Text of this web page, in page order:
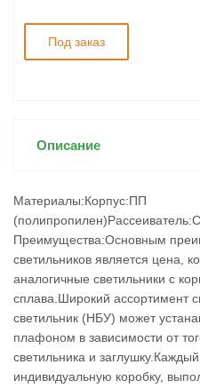
Под заказ
Описание
Материалы:Корпус:ПП
Преимущества:Основным
светильников является цена,
аналогичные светильники с
сплава.Широкий ассортимент
светильник (НБУ) может
плафоном в зависимости от
светильника и
индивидуальную коробку,